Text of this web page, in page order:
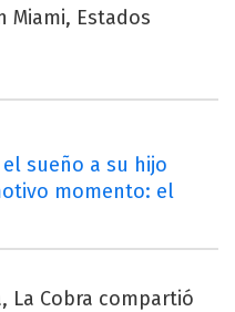
Miami, Estados
sueño a su hijo
momento: el
La Cobra compartió